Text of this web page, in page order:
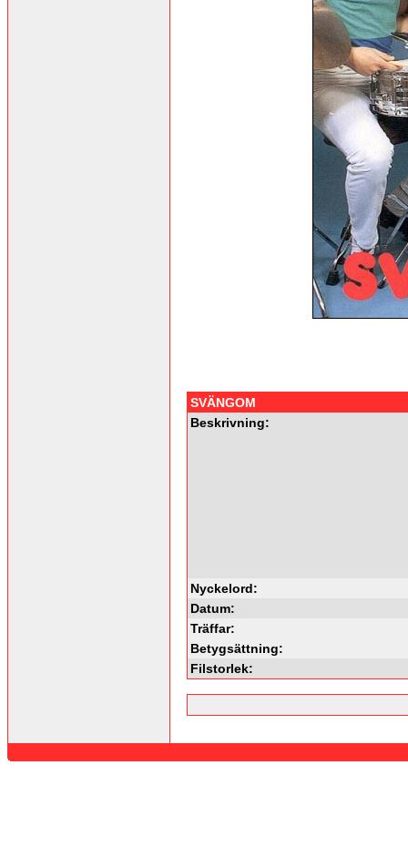
SVÄNGOM
Beskrivning:
Nyckelord:
Datum:
Träffar:
Betygsättning:
Filstorlek: